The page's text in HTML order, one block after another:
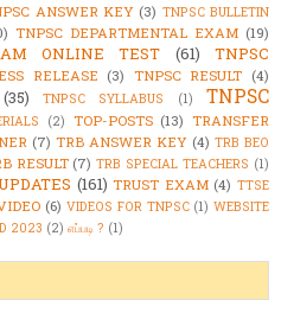
ANSWER KEY (3) TNPSC BULLETIN
TNPSC DEPARTMENTAL EXAM (19)
ONLINE TEST (61)
TNPSC
RELEASE (3) TNPSC RESULT (4)
(35) TNPSC SYLLABUS (1)
TNPSC
(2) TOP-POSTS (13) TRANSFER
(7) TRB ANSWER KEY (4) TRB BEO
RESULT (7) TRB SPECIAL TEACHERS (1)
(161) TRUST EXAM (4) TTSE
(6) VIDEOS FOR TNPSC (1) WEBSITE
2023 (2) எப்படி ? (1)